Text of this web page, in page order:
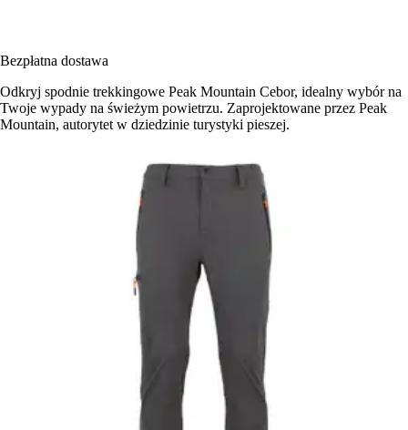
Bezpłatna dostawa
Odkryj spodnie trekkingowe Peak Mountain Cebor, idealny wybór na
Twoje wypady na świeżym powietrzu. Zaprojektowane przez Peak
Mountain, autorytet w dziedzinie turystyki pieszej.